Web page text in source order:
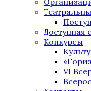
Доступная
Конкурсы
VI